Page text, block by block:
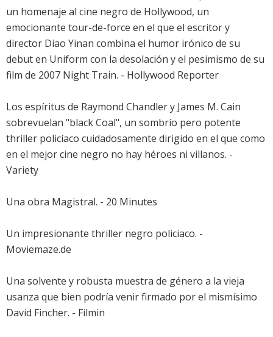
un homenaje al cine negro de Hollywood, un
emocionante tour-de-force en el que el escritor y
director Diao Yinan combina el humor irónico de su
debut en Uniform con la desolación y el pesimismo de su
film de 2007 Night Train. - Hollywood Reporter
Los espíritus de Raymond Chandler y James M. Cain
sobrevuelan "black Coal", un sombrío pero potente
thriller policíaco cuidadosamente dirigido en el que como
en el mejor cine negro no hay héroes ni villanos. -
Variety
Una obra Magistral. - 20 Minutes
Un impresionante thriller negro policiaco. -
Moviemaze.de
Una solvente y robusta muestra de género a la vieja
usanza que bien podría venir firmado por el mismísimo
David Fincher. - Filmin